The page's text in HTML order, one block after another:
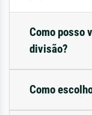
Como posso
divisão?
Como